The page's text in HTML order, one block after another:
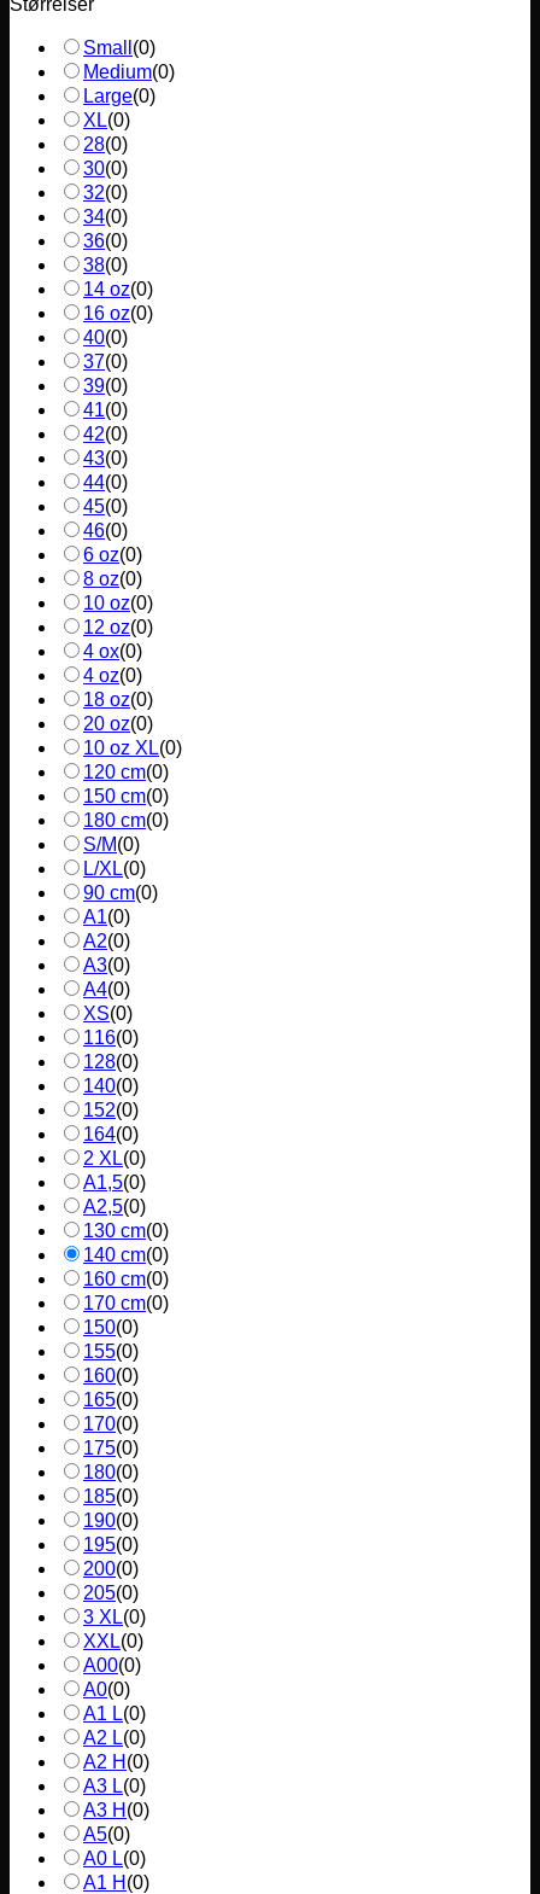
Small (0)
Medium(0)
Large(0)
XL(0)
28(0)
30(0)
32(0)
34(0)
36(0)
38(0)
14 oz(0)
16 oz(0)
40(0)
37(0)
39(0)
41(0)
42(0)
43(0)
44(0)
45(0)
46(0)
6 oz(0)
8 oz(0)
10 oz(0)
12 oz(0)
4 ox(0)
4 oz(0)
18 oz(0)
20 oz(0)
10 oz XL(0)
120 cm(0)
150 cm(0)
180 cm(0)
S/M(0)
L/XL(0)
90 cm(0)
A1(0)
A2(0)
A3(0)
A4(0)
XS(0)
116(0)
128(0)
140(0)
152(0)
164(0)
2 XL(0)
A1,5(0)
A2,5(0)
130 cm(0)
140 cm(0)
160 cm(0)
170 cm(0)
150(0)
155(0)
160(0)
165(0)
170(0)
175(0)
180(0)
185(0)
190(0)
195(0)
200(0)
205(0)
3 XL(0)
XXL(0)
A00(0)
A0(0)
A1 L(0)
A2 L(0)
A2 H (0)
A3 L(0)
A3 H (0)
A5(0)
A0 L(0)
A1 H (0)